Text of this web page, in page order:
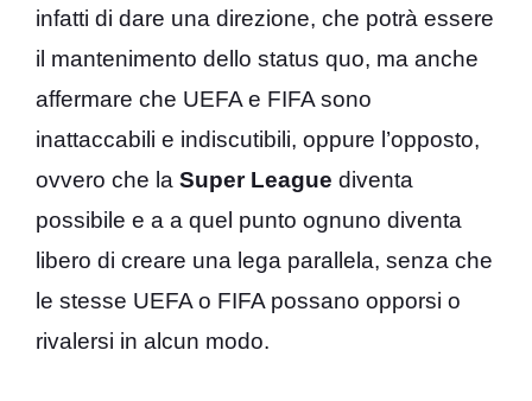
infatti di dare una direzione, che potrà essere
il mantenimento dello status quo, ma anche
affermare che UEFA e FIFA sono
inattaccabili e indiscutibili, oppure l’opposto,
ovvero che la Super League diventa
possibile e a a quel punto ognuno diventa
libero di creare una lega parallela, senza che
le stesse UEFA o FIFA possano opporsi o
rivalersi in alcun modo.